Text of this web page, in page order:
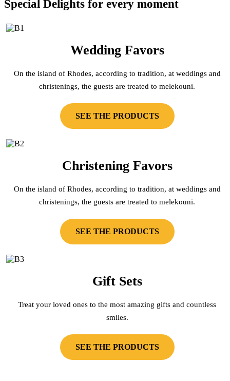
Special Delights for every moment
Wedding Favors
On the island of Rhodes, according to tradition, at weddings and
christenings, the guests are treated to melekouni.
SEE THE PRODUCTS
Christening Favors
On the island of Rhodes, according to tradition, at weddings and
christenings, the guests are treated to melekouni.
SEE THE PRODUCTS
Gift Sets
Treat your loved ones to the most amazing gifts and countless
smiles.
SEE THE PRODUCTS